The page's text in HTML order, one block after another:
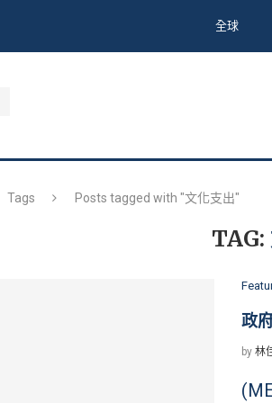
全球
Tags Posts tagged with "文化支出"
TAG:
政
by 林